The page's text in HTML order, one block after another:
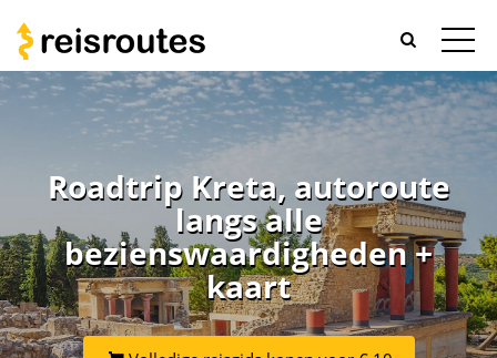
Roadtrip Kreta, autoroute
langs alle
bezienswaardigheden +
kaart